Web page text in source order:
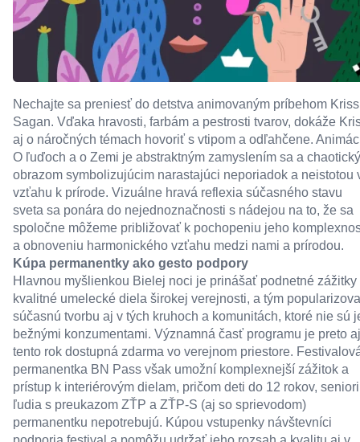
Nechajte sa preniesť do detstva animovaným príbehom Kriss
Sagan. Vďaka hravosti, farbám a pestrosti tvarov, dokáže
aj o náročných témach hovoriť s vtipom a odľahčene.
O ľuďoch a o Zemi je abstraktným zamyslením sa a
obrazom symbolizujúcim narastajúci neporiadok a neistotou
vzťahu k prírode. Vizuálne hravá reflexia súčasného stavu
sveta sa ponára do nejednoznačnosti s nádejou na to, že sa
spoločne môžeme približovať k pochopeniu jeho
a obnoveniu harmonického vzťahu medzi nami a prírodou.
Kúpa permanentky ako gesto podpory
Hlavnou myšlienkou Bielej noci je prinášať podnetné zážitky
kvalitné umelecké diela širokej verejnosti, a tým
súčasnú tvorbu aj v tých kruhoch a komunitách, ktoré nie sú
bežnými konzumentami. Významná časť programu je preto aj
tento rok dostupná zdarma vo verejnom priestore.
permanentka BN Pass však umožní komplexnejší zážitok a
prístup k interiérovým dielam, pričom deti do 12 rokov,
ľudia s preukazom ZŤP a ZŤP-S (aj so sprievodom)
permanentku nepotrebujú. Kúpou vstupenky návštevníci